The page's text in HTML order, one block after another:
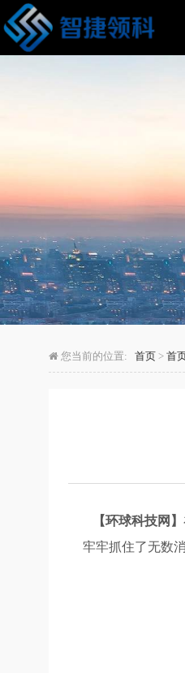
果冻橙保鲜
您当前的位置: 首页 > 首页
【环球科技网】
牢牢抓住了无数